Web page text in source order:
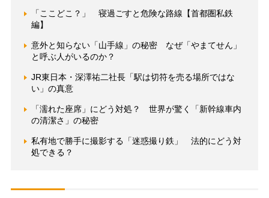
「ここどこ？」 寝過ごすと危険な路線【首都圏私鉄
編】
意外と知らない「山手線」の秘密 なぜ「やまてせん」
と呼ぶ人がいるのか？
JR東日本・深澤祐二社長「駅は切符を売る場所ではな
い」の真意
「濡れた座席」にどう対処？ 世界が驚く「新幹線車内
の清潔さ」の秘密
私有地で勝手に撮影する「迷惑撮り鉄」 法的にどう対
処できる？